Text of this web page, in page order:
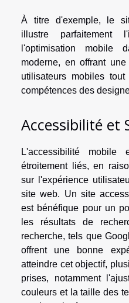
À titre d'exemple, le
illustre parfaitement
l'optimisation mobile
moderne, en offrant
utilisateurs mobiles
compétences des
Accessibilité et
L'accessibilité
étroitement liés, en
sur l'expérience
site web. Un site
est bénéfique pour un
les résultats de
recherche, tels que
offrent une bonne
atteindre cet objectif,
prises, notamment
couleurs et la taille des